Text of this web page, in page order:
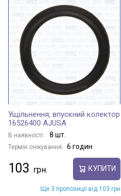
Ущільнення, впускний колектор
16526400 AJUSA
В наявності: 8 шт.
Термін очікування: 6 годин
103 КУПИТИ
Ще 3 пропозиції від 103 грн